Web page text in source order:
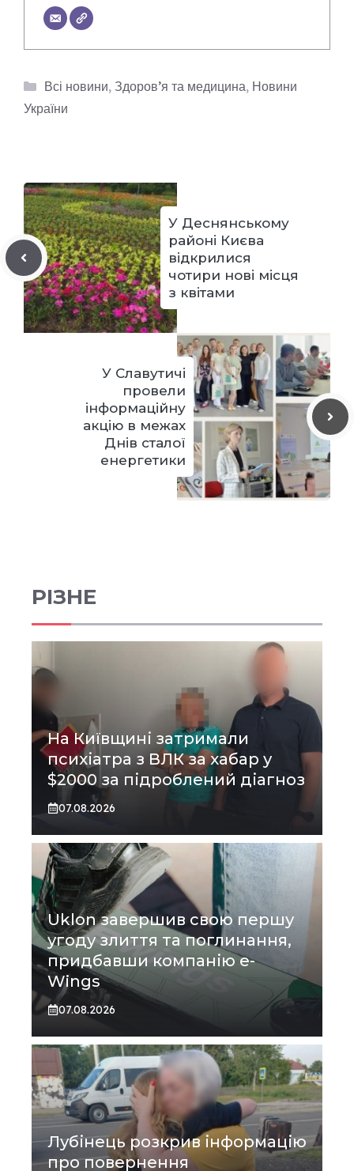
Категорії
Всі новини, Здоров’я та медицина, Новини
України
У Деснянському
районі Києва
відкрилися
чотири нові місця
з квітами
У Славутичі
провели
інформаційну
акцію в межах
Днів сталої
енергетики
РІЗНЕ
На Київщині затримали
психіатра з ВЛК за хабар у
$2000 за підроблений діагноз
07.08.2026
Uklon завершив свою першу
угоду злиття та поглинання,
придбавши компанію e-
Wings
07.08.2026
Лубінець розкрив інформацію
про повернення